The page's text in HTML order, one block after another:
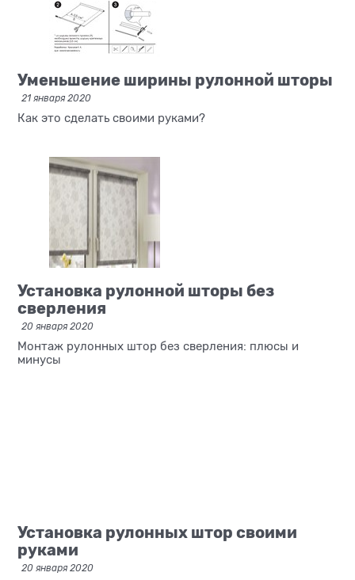
Уменьшение ширины рулонной шторы
21 января 2020
Как это сделать своими руками?
Установка рулонной шторы без
сверления
20 января 2020
Монтаж рулонных штор без сверления: плюсы и
минусы
Установка рулонных штор своими
руками
20 января 2020